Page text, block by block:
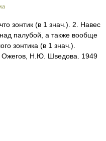
зонтик (в 1 знач.). 2. Навес
палубой, а также вообще
зонтика (в 1 знач.).
Ожегов, Н.Ю. Шведова. 1949